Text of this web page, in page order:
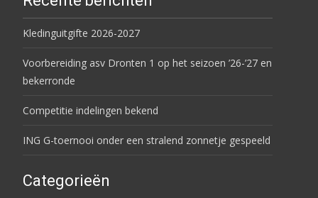
Kledinguitgifte 2026-2027
Voorbereiding asv Dronten 1 op het seizoen ’26-’27 en
bekerronde
Competitie indelingen bekend
ING G-toernooi onder een stralend zonnetje gespeeld
Categorieën